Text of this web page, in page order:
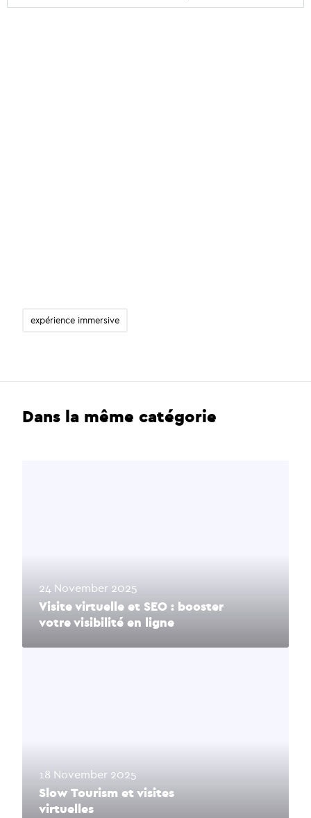
expérience immersive
Dans la même catégorie
24 November 2025
Visite virtuelle et SEO : booster
votre visibilité en ligne
18 November 2025
Slow Tourism et visites
virtuelles